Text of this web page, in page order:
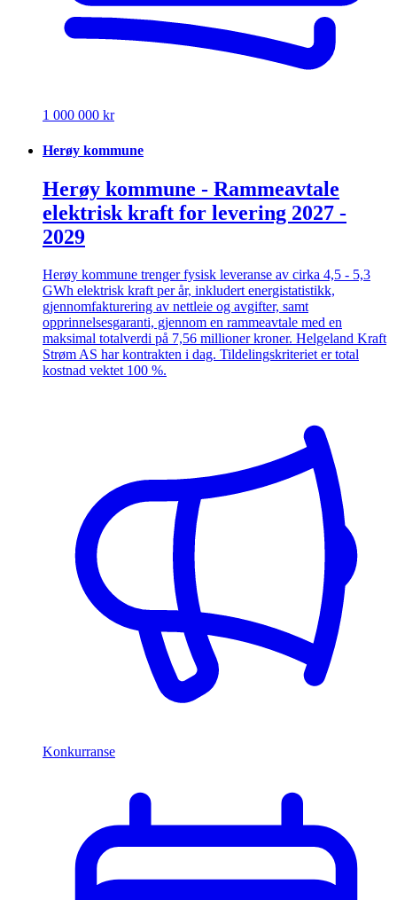
1 000 000 kr
Herøy kommune
Herøy kommune - Rammeavtale
elektrisk kraft for levering 2027 -
2029
Herøy kommune trenger fysisk leveranse av cirka 4,5 - 5,3
GWh elektrisk kraft per år, inkludert energistatistikk,
gjennomfakturering av nettleie og avgifter, samt
opprinnelsesgaranti, gjennom en rammeavtale med en
maksimal totalverdi på 7,56 millioner kroner. Helgeland Kraft
Strøm AS har kontrakten i dag. Tildelingskriteriet er total
kostnad vektet 100 %.
Konkurranse